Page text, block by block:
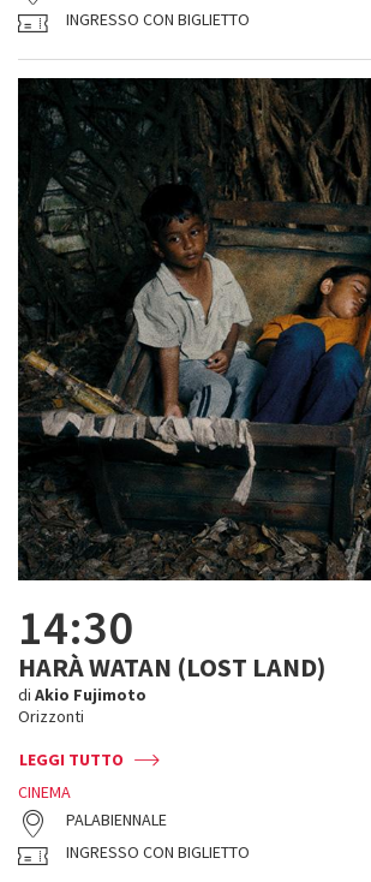
INGRESSO CON BIGLIETTO
14:30
HARÀ WATAN (LOST LAND)
di Akio Fujimoto
Orizzonti
LEGGI TUTTO
CINEMA
PALABIENNALE
INGRESSO CON BIGLIETTO